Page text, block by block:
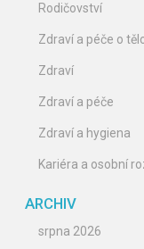
Rodičovství
Zdraví a péče o
Zdraví
Zdraví a péče
Zdraví a hygiena
Kariéra a osobní
ARCHIV
srpna 2026